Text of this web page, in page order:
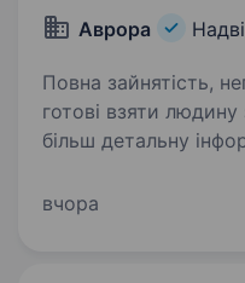
Аврора
Повна зайнятість,
готові взяти людину з
більш детальну
robota.avrora.ua
вчора